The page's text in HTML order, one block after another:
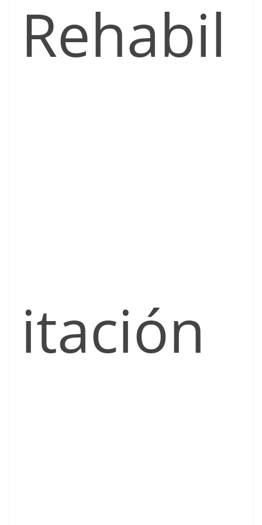
Rehabil
itación